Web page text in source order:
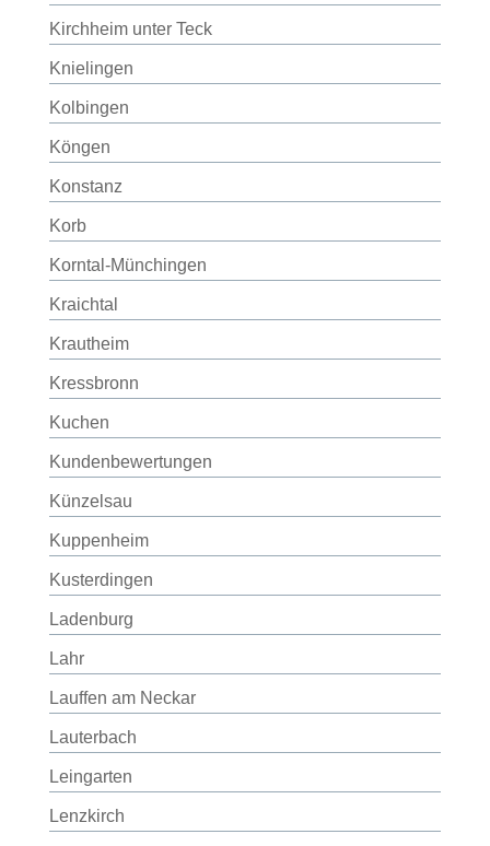
Kirchheim unter Teck
Knielingen
Kolbingen
Köngen
Konstanz
Korb
Korntal-Münchingen
Kraichtal
Krautheim
Kressbronn
Kuchen
Kundenbewertungen
Künzelsau
Kuppenheim
Kusterdingen
Ladenburg
Lahr
Lauffen am Neckar
Lauterbach
Leingarten
Lenzkirch